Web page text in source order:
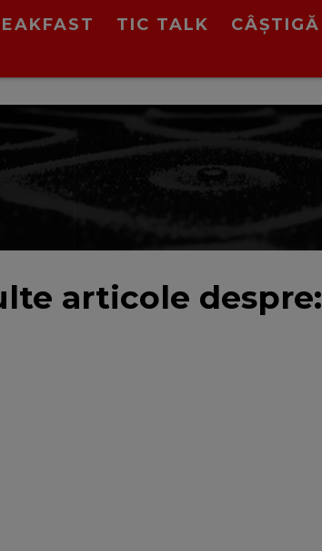
TIC TALK CÂȘTIGĂ
articole despre: